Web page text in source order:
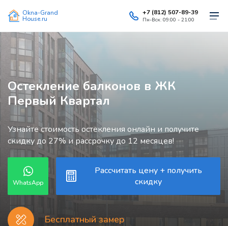
Okna-Grand
House.ru
+7 (812) 507-89-39
Пн-Вск: 09:00 - 21:00
Остекление балконов в ЖК
Первый Квартал
Узнайте стоимость остекления онлайн и получите
скидку до 27% и рассрочку до 12 месяцев!
WhatsApp
Рассчитать цену + получить
скидку
Бесплатный замер